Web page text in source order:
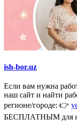
ish-bor.uz
Если вам нужна
наш сайт и найти
регионе/городе: 👉
БЕСПЛАТНЫМ для